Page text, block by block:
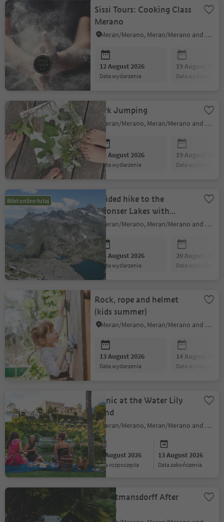
Sissi Tours: Cooking Class
Merano
Meran/Merano, Meran/Merano and environs
12 August 2026
data wydarzenia
19 August 2026
data wydarzenia
Park Jumping
Meran/Merano, Meran/Merano and environs
12 August 2026
data wydarzenia
19 August 2026
data wydarzenia
Bilet online tutaj
Guided hike to the
Spronser Lakes with
hiking guide Erich
Unterthurner
Meran/Merano, Meran/Merano and environs
13 August 2026
data wydarzenia
20 August 2026
data wydarzenia
Rock, rope and helmet
(kids summer)
Meran/Merano, Meran/Merano and environs
13 August 2026
data wydarzenia
14 August 2026
data wydarzenia
Picnic at the Water Lily
Pond
Meran/Merano, Meran/Merano and environs
13 August 2026
data rozpoczęcia
13 August 2026
data zakończenia
Trauttmansdorff After
Hours